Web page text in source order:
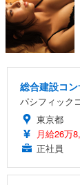
総合建設コ
パシフィック
東京都
月給26万
正社員